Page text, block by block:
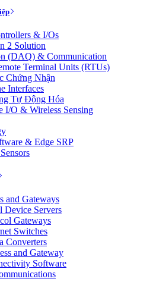
& I/Os
2 Solution
(DAQ) & Communication
Terminal Units (RTUs)
Chứng Nhận
Interfaces
Tự Động Hóa
I/O & Wireless Sensing
& Edge SRP
and Gateways
Device Servers
Gateways
Switches
Converters
and Gateway
Software